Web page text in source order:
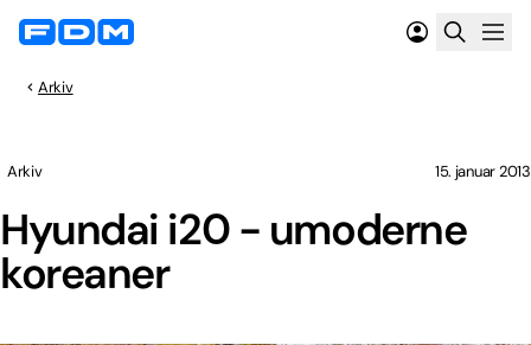
Arkiv
Hyundai i20 - umoderne
koreaner
Arkiv 15. januar 2013